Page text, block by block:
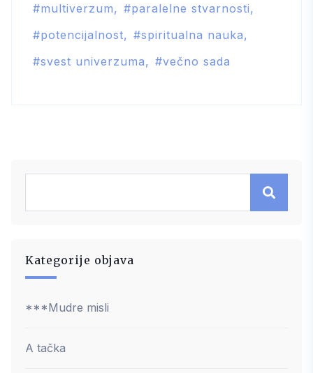
multiverzum
paralelne stvarnosti
potencijalnost
spiritualna nauka
svest univerzuma
večno sada
Kategorije objava
***Mudre misli
A tačka